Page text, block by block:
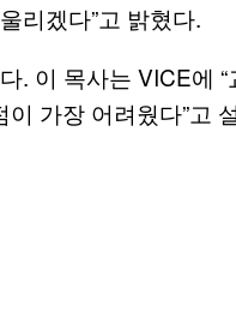
리겠다”고 밝혔다.
. 이 목사는 VICE에
가장 어려웠다”고